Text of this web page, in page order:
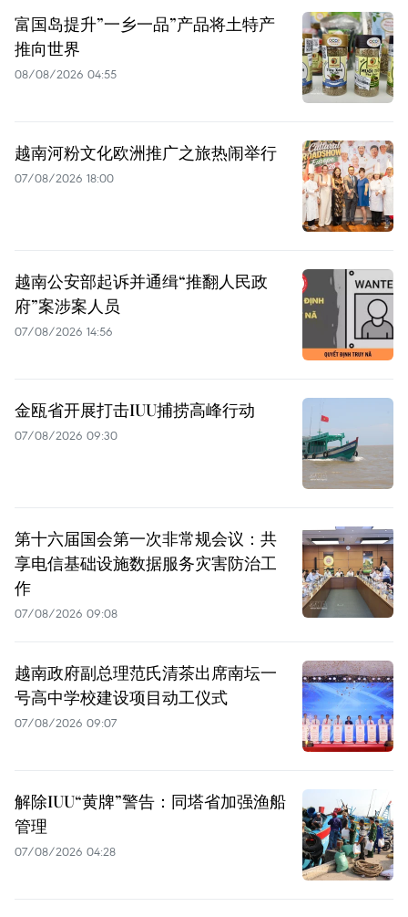
富国岛提升”一乡一品”产品将土特产
推向世界
08/08/2026 04:55
越南河粉文化欧洲推广之旅热闹举行
07/08/2026 18:00
越南公安部起诉并通缉“推翻人民政
府”案涉案人员
07/08/2026 14:56
金瓯省开展打击IUU捕捞高峰行动
07/08/2026 09:30
第十六届国会第一次非常规会议：共
享电信基础设施数据服务灾害防治工
作
07/08/2026 09:08
越南政府副总理范氏清茶出席南坛一
号高中学校建设项目动工仪式
07/08/2026 09:07
解除IUU“黄牌”警告：同塔省加强渔船
管理
07/08/2026 04:28